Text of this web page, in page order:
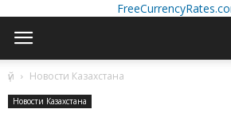
үй Новости Казахстана
Новости Казахстана